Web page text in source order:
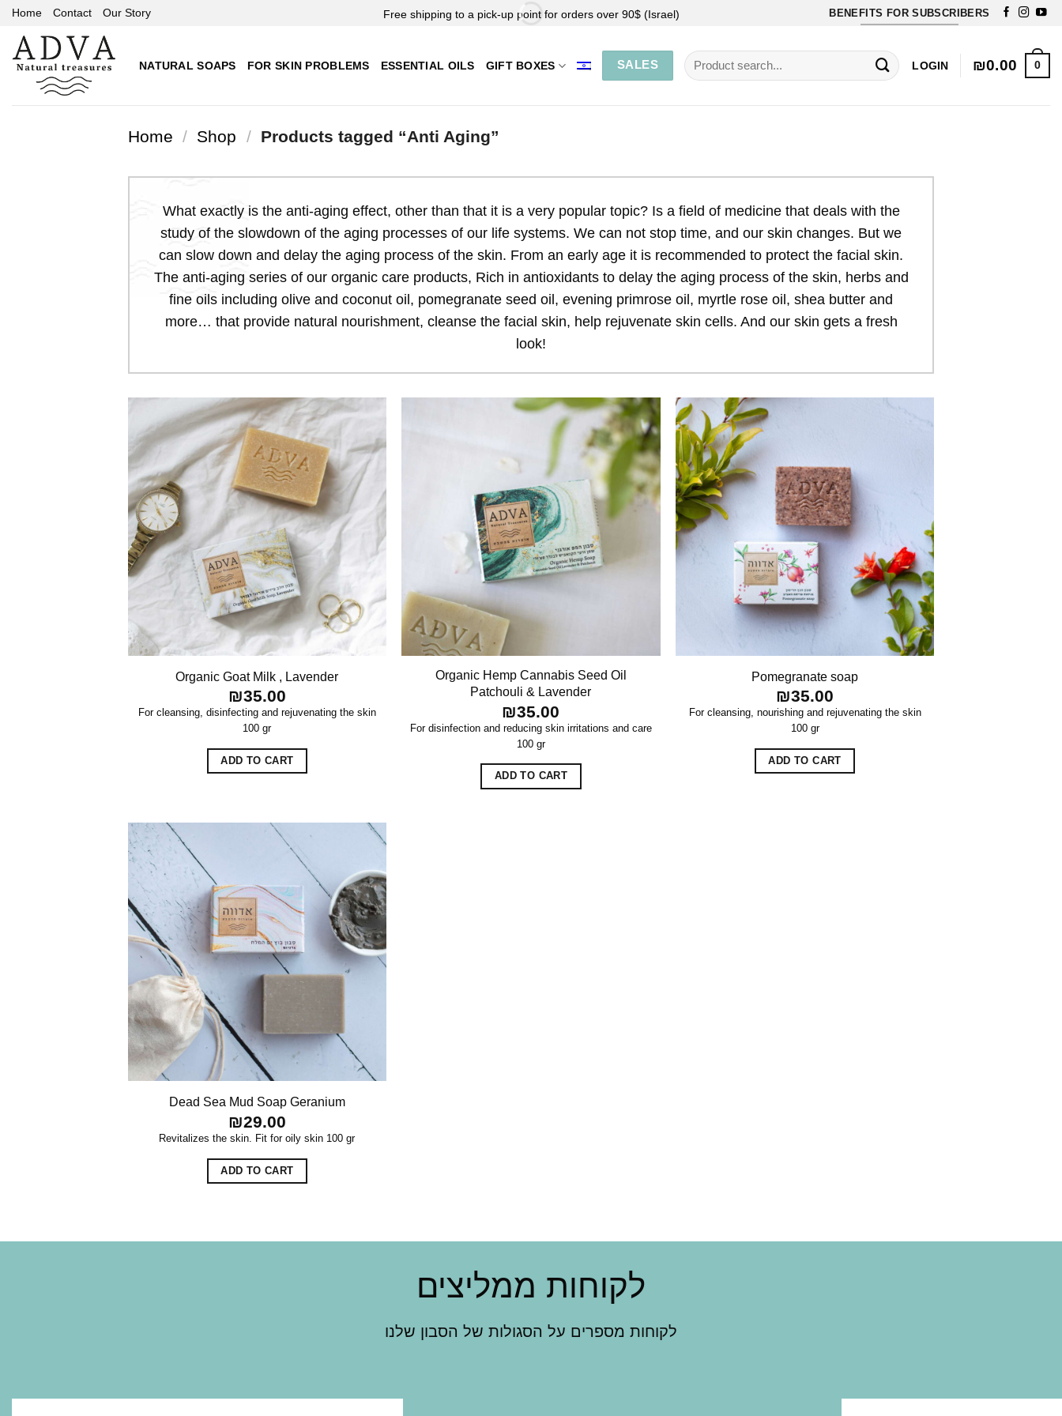
Skip
content
Home Contact Our Story Free shipping to a pick-up point for orders over 90$ (Israel) Free Exfoliating soap for orders over 70$
BENEFITS FOR SUBSCRIBERS
NATURAL SOAPS FOR SKIN PROBLEMS ESSENTIAL OILS GIFT BOXES SALES
Search
for:
LOGIN ₪0.00 0
Home / Shop / Products tagged “Anti Aging”
What exactly is the anti-aging effect, other than that it is a very popular topic? Is a field of medicine that deals with the
study of the slowdown of the aging processes of our life systems. We can not stop time, and our skin changes. But we
can slow down and delay the aging process of the skin. From an early age it is recommended to protect the facial skin.
The anti-aging series of our organic care products, Rich in antioxidants to delay the aging process of the skin, herbs and
fine oils including olive and coconut oil, pomegranate seed oil, evening primrose oil, myrtle rose oil, shea butter and
more… that provide natural nourishment, cleanse the facial skin, help rejuvenate skin cells. And our skin gets a fresh
look!
Organic Goat Milk , Lavender
₪35.00
For cleansing, disinfecting and rejuvenating the skin
100 gr
ADD TO CART
Organic Hemp Cannabis Seed Oil
Patchouli & Lavender
₪35.00
For disinfection and reducing skin irritations and care
100 gr
ADD TO CART
Pomegranate soap
₪35.00
For cleansing, nourishing and rejuvenating the skin
100 gr
ADD TO CART
Dead Sea Mud Soap Geranium
₪29.00
Revitalizes the skin. Fit for oily skin 100 gr
ADD TO CART
לקוחות ממליצים
לקוחות מספרים על הסגולות של הסבון שלנו